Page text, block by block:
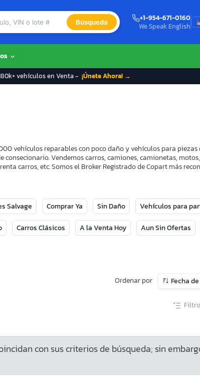
Búsqueda
+1-954-671-0160
We Speak English
vehículos en Venta - ¡Únete Ahora! →
vehículos reparables con poco daño y vehículos para
Vendemos carros, camiones, camionetas,
carros, etc. Somos el Broker Registrado de Copart más
Salvage Comprar Ya Sin Daño Vehículos para
Carros Clásicos A la Venta Hoy Aun Sin Ofertas
Ordenar por Fecha
con sus criterios de búsqueda; sin